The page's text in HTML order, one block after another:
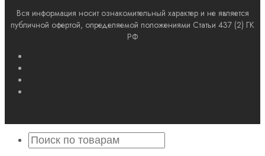
Вся информация носит ознакомительный характер и не является
публичной офертой, определяемой положениями Статьи 437 (2) ГК
РФ